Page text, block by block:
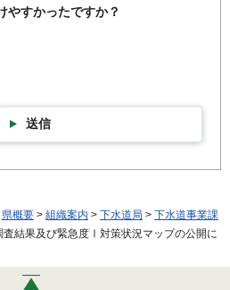
やすかったですか？
送信
県概要 > 組織案内 > 下水道局 > 下水道事業課
結果及び緊急度Ⅰ対策状況マップの公開に